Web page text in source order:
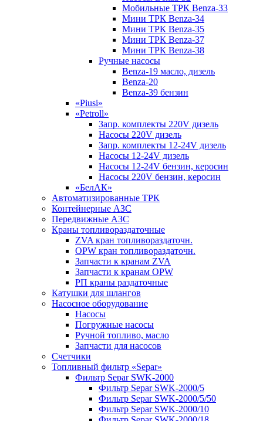
Мобильные ТРК Benza-33
Мини ТРК Benza-34
Мини ТРК Benza-35
Мини ТРК Benza-37
Мини ТРК Benza-38
Ручные насосы
Benza-19 масло, дизель
Benza-20
Benza-39 бензин
«Piusi»
«Petroll»
Запр. комплекты 220V дизель
Насосы 220V дизель
Запр. комплекты 12-24V дизель
Насосы 12-24V дизель
Насосы 12-24V бензин, керосин
Насосы 220V бензин, керосин
«БелАК»
Автоматизированные ТРК
Контейнерные АЗС
Передвижные АЗС
Краны топливораздаточные
ZVA кран топливораздаточн.
OPW кран топливораздаточн.
Запчасти к кранам ZVA
Запчасти к кранам OPW
РП краны раздаточные
Катушки для шлангов
Насосное оборудование
Насосы
Погружные насосы
Ручной топливо, масло
Запчасти для насосов
Счетчики
Топливный фильтр «Separ»
Фильтр Separ SWK-2000
Фильтр Separ SWK-2000/5
Фильтр Separ SWK-2000/5/50
Фильтр Separ SWK-2000/10